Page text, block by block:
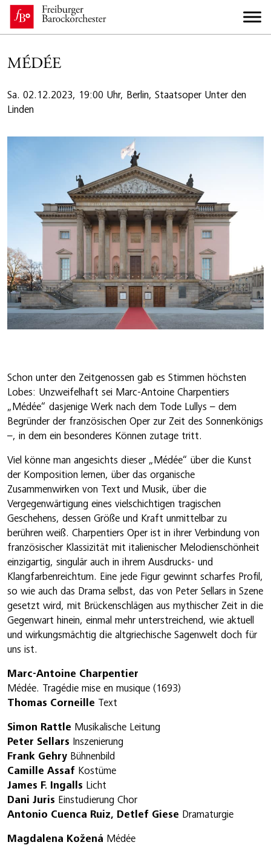
MÉDÉE
Sa. 02.12.2023, 19:00 Uhr, Berlin, Staatsoper Unter den
Linden
Schon unter den Zeitgenossen gab es Stimmen höchsten
Lobes: Unzweifelhaft sei Marc-Antoine Charpentiers
„Médée“ dasjenige Werk nach dem Tode Lullys – dem
Begründer der französischen Oper zur Zeit des Sonnenkönigs
–, in dem ein besonderes Können zutage tritt.
Viel könne man angesichts dieser „Médée“ über die Kunst
der Komposition lernen, über das organische
Zusammenwirken von Text und Musik, über die
Vergegenwärtigung eines vielschichtigen tragischen
Geschehens, dessen Größe und Kraft unmittelbar zu
berühren weiß. Charpentiers Oper ist in ihrer Verbindung von
französischer Klassizität mit italienischer Melodienschönheit
einzigartig, singulär auch in ihrem Ausdrucks- und
Klangfarbenreichtum. Eine jede Figur gewinnt scharfes Profil,
so wie auch das Drama selbst, das von Peter Sellars in Szene
gesetzt wird, mit Brückenschlägen aus mythischer Zeit in die
Gegenwart hinein, einmal mehr unterstreichend, wie aktuell
und wirkungsmächtig die altgriechische Sagenwelt doch für
uns ist.
Marc-Antoine Charpentier
Médée. Tragédie mise en musique (1693)
Thomas Corneille Text
Simon Rattle Musikalische Leitung
Peter Sellars Inszenierung
Frank Gehry Bühnenbild
Camille Assaf Kostüme
James F. Ingalls Licht
Dani Juris Einstudierung Chor
Antonio Cuenca Ruiz, Detlef Giese Dramaturgie
Magdalena Kožená Médée